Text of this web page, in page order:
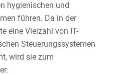
hygienischen und
führen. Da in der
eine Vielzahl von IT-
Steuerungssystemen
wird sie zum